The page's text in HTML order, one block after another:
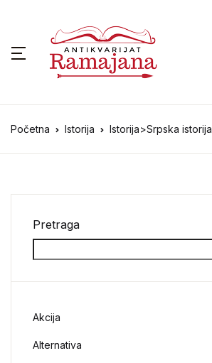
Početna Istorija Istorija>Srpska istorija
Pretraga
Akcija
Alternativa